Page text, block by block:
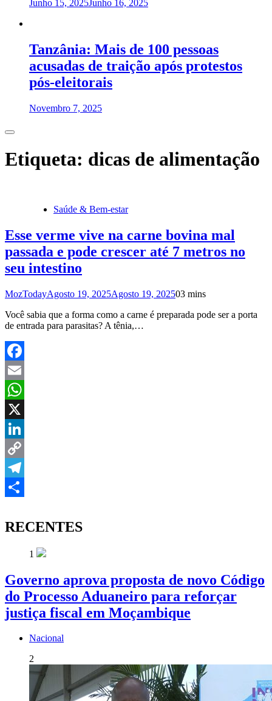
Junho 15, 2025Junho 16, 2025
Tanzânia: Mais de 100 pessoas
acusadas de traição após protestos
pós-eleitorais
Novembro 7, 2025
Etiqueta: dicas de alimentação
Saúde & Bem-estar
Esse verme vive na carne bovina mal
passada e pode crescer até 7 metros no
seu intestino
MozTodayAgosto 19, 2025Agosto 19, 202503 mins
Você sabia que a forma como a carne é preparada pode ser a porta
de entrada para parasitas? A tênia,…
Facebook
Email
WhatsApp
X
LinkedIn
Copy
Link
Telegram
RECENTES
1
Governo aprova proposta de novo Código
do Processo Aduaneiro para reforçar
justiça fiscal em Moçambique
Nacional
2